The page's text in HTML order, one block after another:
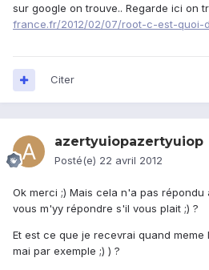
sur google on trouve.. Regarde ici on
france.fr/2012/02/07/root-c-est-quoi-
Citer
azertyuiopazertyuiop
Posté(e) 22 avril 2012
Ok merci ;) Mais cela n'a pas répondu
vous m'yy répondre s'il vous plait ;) ?
Et est ce que je recevrai quand
mai par exemple ;) ) ?